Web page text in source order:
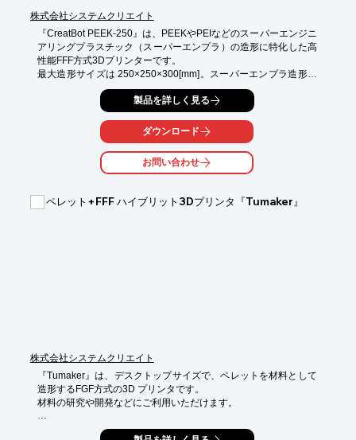
資料では造形したモデルの様子や寸法測定結果とともに解説いた
します。
下記ボタンより資料をダウンロード頂けます。
株式会社システムクリエイト
『CreatBot PEEK-250』は、PEEKやPEIなどのスーパーエンジニ
アリングプラスチック（スーパーエンプラ）の造形に特化した高
性能FFF方式3Dプリンターです。
最大造形サイズは 250×250×300[mm]。スーパーエンプラ造形に
必須となる緻密な温度管理を実現するため、最高200℃のチャン
バーヒーターとビルドテーブル、そして最高480℃の高温ノズル
を搭載しています。
特に、エクストルーダーを高温から保護する水冷ユニットや、庫
内の熱を逃がさない3層構造の断熱筐体を採用することで、スー
パーエンプラ材料の安定した高精度出力を可能にし、試作から研
究、高性能な最終部品製造まで、活用の幅を大きく広げます。
製品を詳しく見る
ダウンロード
お問い合わせ
ペレット+FFF ハイブリット3Dプリンタ『Tumaker』
株式会社システムクリエイト
『Tumaker』は、デスクトップサイズで、ペレットを材料として
造形するFGF方式の3D プリンタです。
材料の研究や開発などにご利用いただけます。